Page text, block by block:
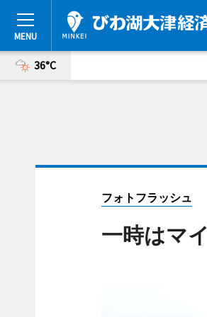
36°C
フォトフラッシュ
一時はマ